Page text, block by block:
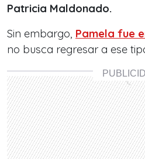
Patricia Maldonado.
Sin embargo, Pamela fue
no busca regresar a ese